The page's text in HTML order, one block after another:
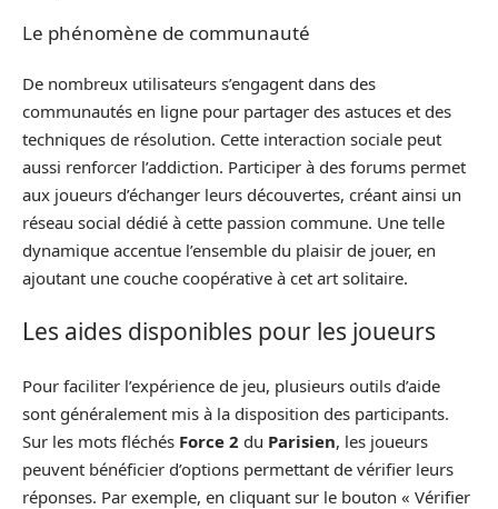
Le phénomène de communauté
De nombreux utilisateurs s’engagent dans des
communautés en ligne pour partager des astuces et des
techniques de résolution. Cette interaction sociale peut
aussi renforcer l’addiction. Participer à des forums permet
aux joueurs d’échanger leurs découvertes, créant ainsi un
réseau social dédié à cette passion commune. Une telle
dynamique accentue l’ensemble du plaisir de jouer, en
ajoutant une couche coopérative à cet art solitaire.
Les aides disponibles pour les joueurs
Pour faciliter l’expérience de jeu, plusieurs outils d’aide
sont généralement mis à la disposition des participants.
Sur les mots fléchés Force 2 du Parisien, les joueurs
peuvent bénéficier d’options permettant de vérifier leurs
réponses. Par exemple, en cliquant sur le bouton « Vérifier